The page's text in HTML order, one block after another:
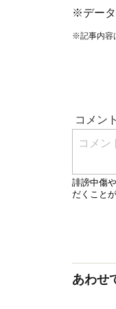
※データ
※記事内容
あわせ